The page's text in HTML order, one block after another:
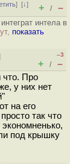
][↓]
+ / –
интела в
показать
–3
+ / –
что. Про
у них нет
на его
так что
под крышку